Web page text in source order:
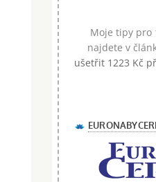
Moje tipy pro
najdete v
ušetřit 1223 Kč